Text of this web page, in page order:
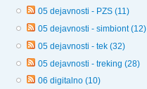
05 dejavnosti - PZS (11)
05 dejavnosti - simbiont (12)
05 dejavnosti - tek (32)
05 dejavnosti - treking (28)
06 digitalno (10)